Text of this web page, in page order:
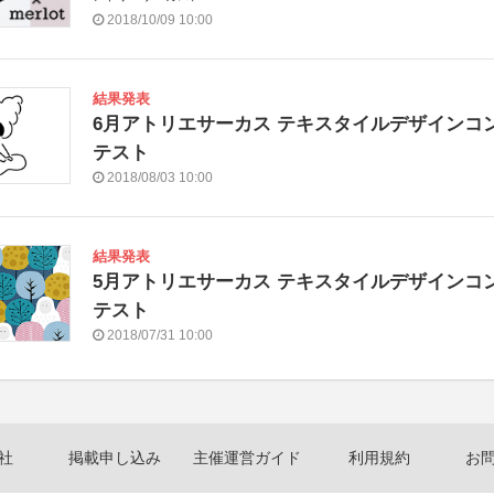
2018/10/09 10:00
結果発表
6月アトリエサーカス テキスタイルデザインコ
テスト
2018/08/03 10:00
結果発表
5月アトリエサーカス テキスタイルデザインコ
テスト
2018/07/31 10:00
掲載申し込み 主催運営ガイド 利用規約 お